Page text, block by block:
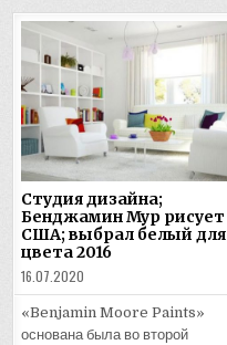
Студия дизайна;
Бенджамин Мур рисует
США; выбрал белый для
цвета 2016
16.07.2020
«Benjamin Moore Paints»
основана была во второй